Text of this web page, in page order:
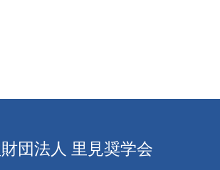
団法人 里見奨学会